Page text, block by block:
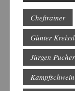
Cheftrainer
Günter Kreissl
Jürgen Pucher
Kampfschwein